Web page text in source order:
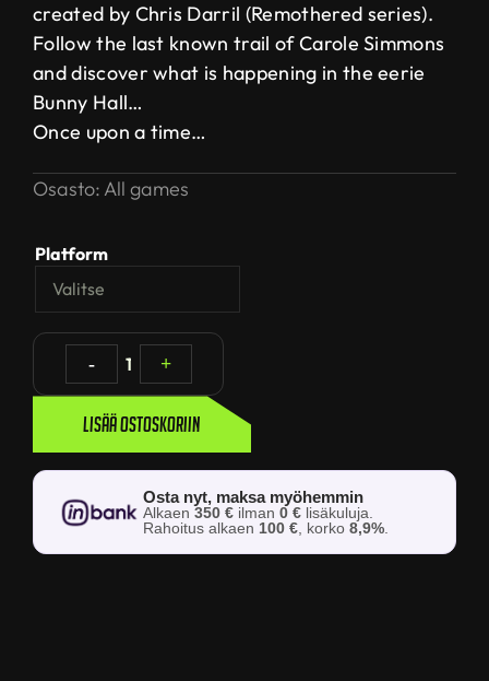
created by Chris Darril (Remothered series).
Follow the last known trail of Carole Simmons
and discover what is happening in the eerie
Bunny Hall…
Once upon a time…
Osasto: All games
Platform
- 1 +
Lisää ostoskoriin
Osta nyt, maksa myöhemmin
Alkaen350 € ilman0 € lisäkuluja.
Rahoitus alkaen 100 €, korko8,9%.